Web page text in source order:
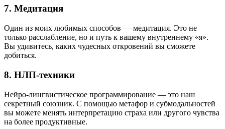
7. Медитация
Один из моих любимых способов — медитация. Это не
только расслабление, но и путь к вашему внутреннему «я».
Вы удивитесь, каких чудесных откровений вы сможете
добиться.
8. НЛП-техники
Нейро-лингвистическое программирование — это наш
секретный союзник. С помощью метафор и субмодальностей
вы можете менять интерпретацию страха или другого чувства
на более продуктивные.